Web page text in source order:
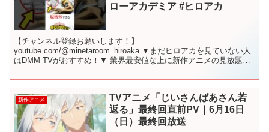
ローアカデミア #ヒロアカ
【チャンネル登録お願いします！】
youtube.com/@minetaroom_hiroaka ▼まだヒロアカを見ていない人
はDMM TVがおすすめ！▼ 業界最安値な上に新作アニメの見放題作
新作アニメ
TVアニメ「じいさんばあさん若
返る」最終回直前PV｜6月16日
（日）最終回放送